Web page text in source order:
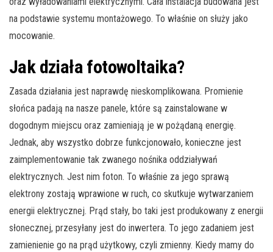
na podstawie systemu montażowego. To właśnie on służy jako
mocowanie.
Jak działa fotowoltaika?
Zasada działania jest naprawdę nieskomplikowana. Promienie
słońca padają na nasze panele, które są zainstalowane w
dogodnym miejscu oraz zamieniają je w pożądaną energię.
Jednak, aby wszystko dobrze funkcjonowało, konieczne jest
zaimplementowanie tak zwanego nośnika oddziaływań
elektrycznych. Jest nim foton. To właśnie za jego sprawą
elektrony zostają wprawione w ruch, co skutkuje wytwarzaniem
energii elektrycznej. Prąd stały, bo taki jest produkowany z energii
słonecznej, przesyłany jest do inwertera. To jego zadaniem jest
zamienienie go na prąd użytkowy, czyli zmienny. Kiedy mamy do